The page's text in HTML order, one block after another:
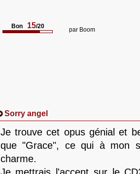
Bon 15/20 par Boom
Sorry angel
Je trouve cet opus génial et
que "Grace", ce qui à mon
charme.